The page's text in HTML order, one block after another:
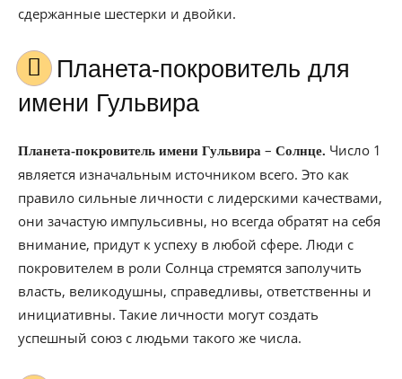
сдержанные шестерки и двойки.
Планета-покровитель для
имени Гульвира
Планета-покровитель имени Гульвира – Солнце. Число 1
является изначальным источником всего. Это как
правило сильные личности с лидерскими качествами,
они зачастую импульсивны, но всегда обратят на себя
внимание, придут к успеху в любой сфере. Люди с
покровителем в роли Солнца стремятся заполучить
власть, великодушны, справедливы, ответственны и
инициативны. Такие личности могут создать
успешный союз с людьми такого же числа.